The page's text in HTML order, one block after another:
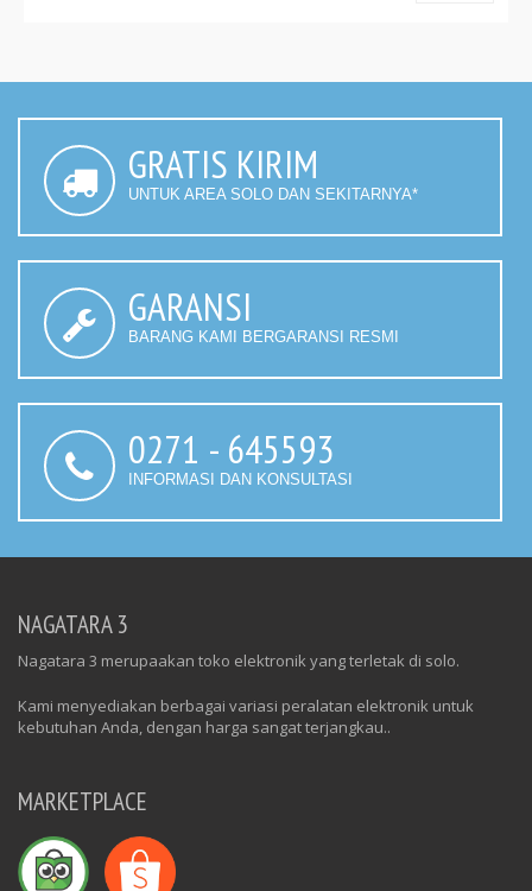
GRATIS KIRIM
UNTUK AREA SOLO DAN SEKITARNYA*
GARANSI
BARANG KAMI BERGARANSI RESMI
0271 - 645593
INFORMASI DAN KONSULTASI
NAGATARA 3
Nagatara 3 merupaakan toko elektronik yang terletak di solo.
Kami menyediakan berbagai variasi peralatan elektronik untuk
kebutuhan Anda, dengan harga sangat terjangkau..
MARKETPLACE